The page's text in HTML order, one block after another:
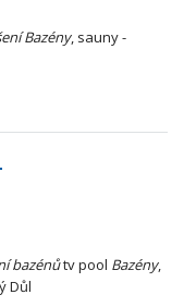
Bazény, sauny -
bazénůtv pool Bazény,
Důl